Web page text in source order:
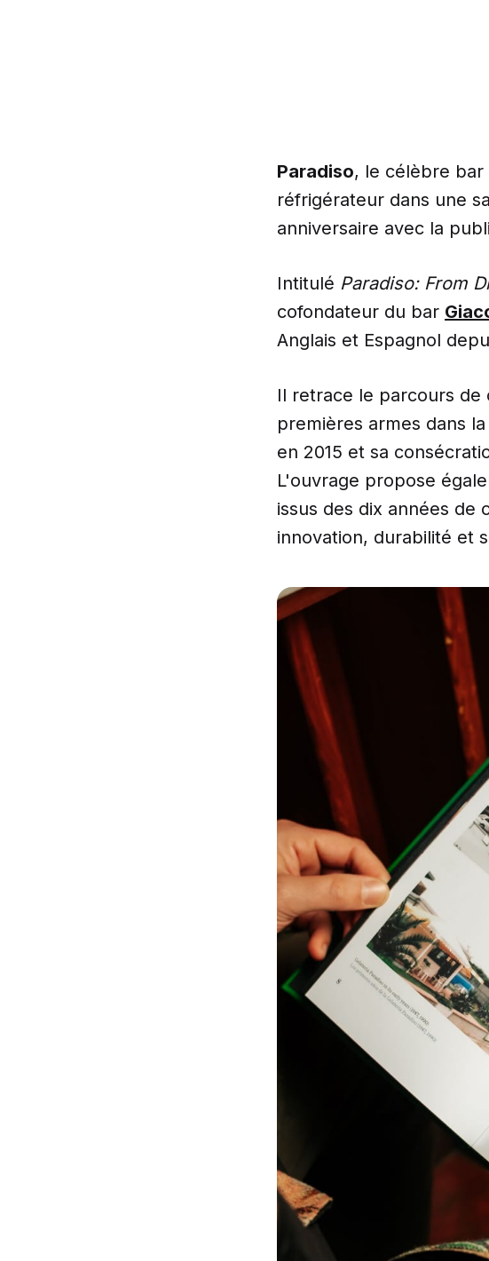
Paradiso, le célèbre
réfrigérateur dans une
anniversaire avec la
Intitulé Paradiso: From
cofondateur du bar
Anglais et Espagnol
Il retrace le parcours de
premières armes dans la
en 2015 et sa
L'ouvrage propose
issus des dix années
innovation, durabilité et